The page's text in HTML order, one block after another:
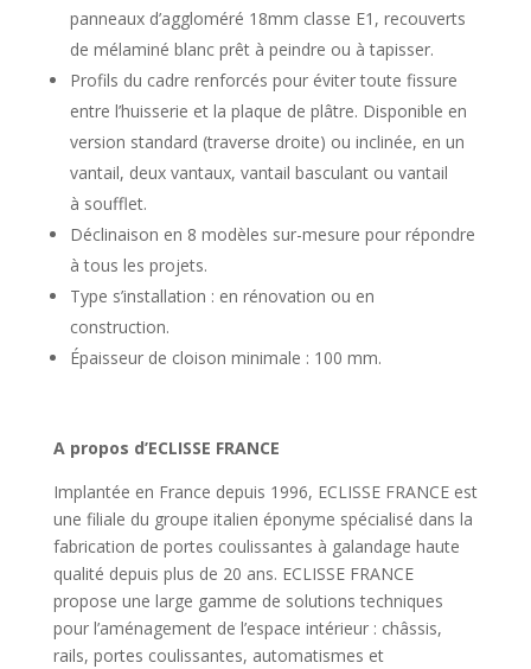
panneaux d’aggloméré 18mm classe E1, recouverts
de mélaminé blanc prêt à peindre ou à tapisser.
Profils du cadre renforcés pour éviter toute fissure
entre l’huisserie et la plaque de plâtre. Disponible en
version standard (traverse droite) ou inclinée, en un
vantail, deux vantaux, vantail basculant ou vantail
à soufflet.
Déclinaison en 8 modèles sur-mesure pour répondre
à tous les projets.
Type s’installation : en rénovation ou en
construction.
Épaisseur de cloison minimale : 100 mm.
A propos d’ECLISSE FRANCE
Implantée en France depuis 1996, ECLISSE FRANCE est
une filiale du groupe italien éponyme spécialisé dans la
fabrication de portes coulissantes à galandage haute
qualité depuis plus de 20 ans. ECLISSE FRANCE
propose une large gamme de solutions techniques
pour l’aménagement de l’espace intérieur : châssis,
rails, portes coulissantes, automatismes et